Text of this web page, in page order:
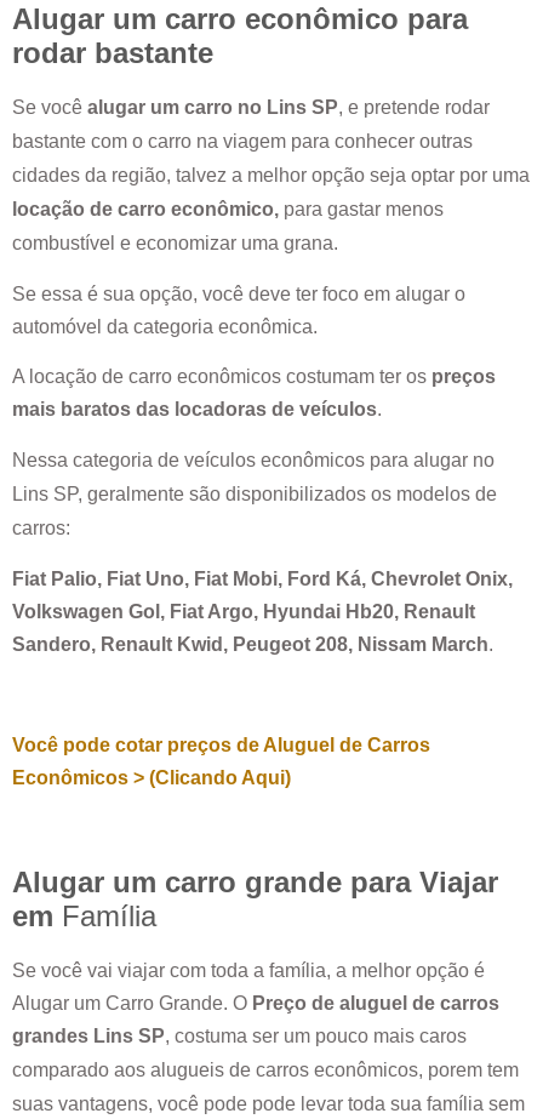
Alugar um carro econômico para
rodar bastante
Se você alugar um carro no Lins SP, e pretende rodar
bastante com o carro na viagem para conhecer outras
cidades da região, talvez a melhor opção seja optar por uma
locação de carro econômico, para gastar menos
combustível e economizar uma grana.
Se essa é sua opção, você deve ter foco em alugar o
automóvel da categoria econômica.
A locação de carro econômicos costumam ter os preços
mais baratos das locadoras de veículos.
Nessa categoria de veículos econômicos para alugar no
Lins SP, geralmente são disponibilizados os modelos de
carros:
Fiat Palio, Fiat Uno, Fiat Mobi, Ford Ká, Chevrolet Onix,
Volkswagen Gol, Fiat Argo, Hyundai Hb20, Renault
Sandero, Renault Kwid, Peugeot 208, Nissam March.
Você pode cotar preços de Aluguel de Carros
Econômicos > (Clicando Aqui)
Alugar um carro grande para Viajar
em Família
Se você vai viajar com toda a família, a melhor opção é
Alugar um Carro Grande. O Preço de aluguel de carros
grandes Lins SP, costuma ser um pouco mais caros
comparado aos alugueis de carros econômicos, porem tem
suas vantagens, você pode pode levar toda sua família sem